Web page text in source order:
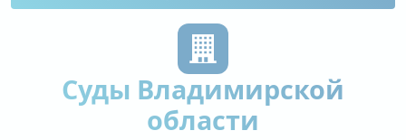
Суды Владимирской
области